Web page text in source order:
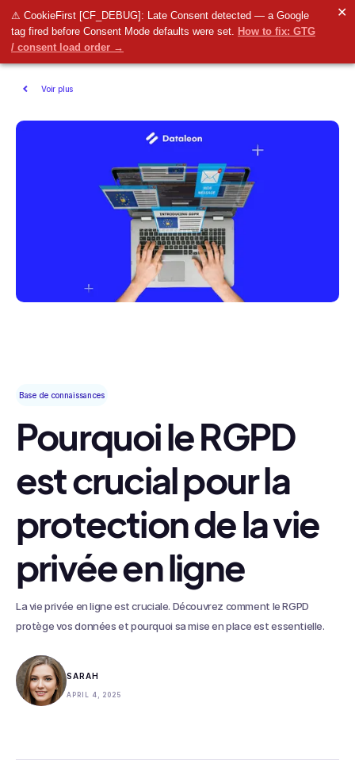
⚠ CookieFirst [CF_DEBUG]: Late Consent detected — a Google
tag fired before Consent Mode defaults were set. How to fix: GTG
/ consent load order →
✕
Voir plus
Base de connaissances
Pourquoi le RGPD
est crucial pour la
protection de la vie
privée en ligne
La vie privée en ligne est cruciale. Découvrez comment le RGPD
protège vos données et pourquoi sa mise en place est essentielle.
SARAH
APRIL 4, 2025